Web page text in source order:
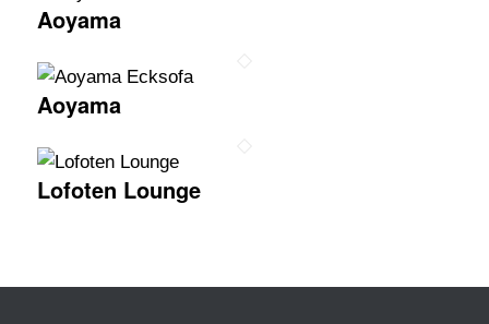
Aoyama
Aoyama
Lofoten Lounge